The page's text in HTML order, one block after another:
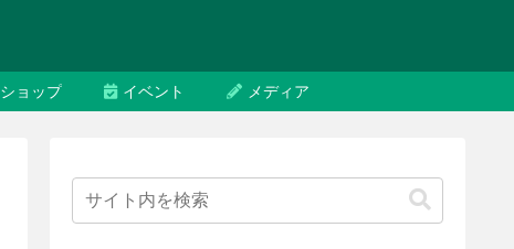
ショップ イベント メディア